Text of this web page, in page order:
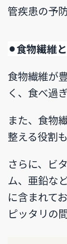
管疾患の予
⚫︎食物繊維
食物繊維が
く、食べ過
また、食物
整える役割も
さらに、ビ
ム、亜鉛な
に含まれて
ピッタリの間